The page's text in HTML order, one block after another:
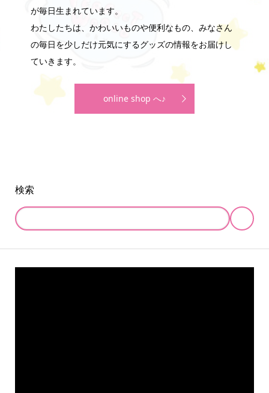
が毎日生まれています。
わたしたちは、かわいいものや便利なもの、みなさん
の毎日を少しだけ元気にするグッズの情報をお届けし
ていきます。
online shop へ♪
検索